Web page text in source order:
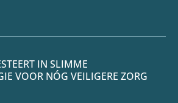
IN SLIMME
VOOR NÓG VEILIGERE ZORG